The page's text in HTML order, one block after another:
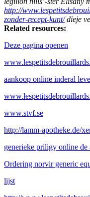
http://
zonder-recept-kunt/dieje
Related resources:
Deze pagina openen
aankoop online inderal
www.stvf.se
http://lamm-apotheke.de/
generieke priligy online de
Ordering norvir generic
lijst